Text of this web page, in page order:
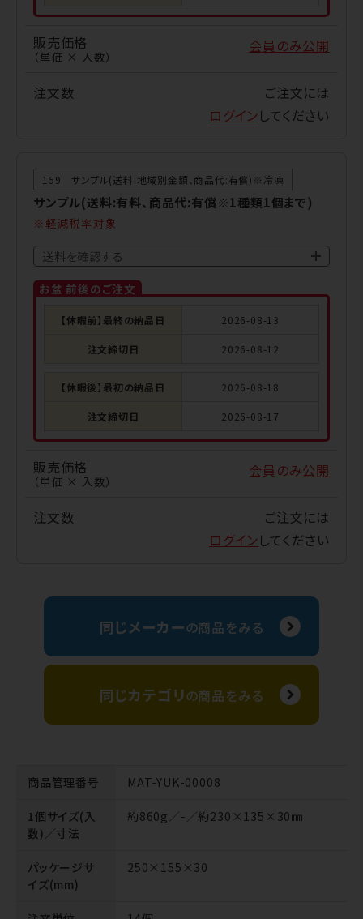
販売価格
（単価 × 入数）
会員のみ公開
注文数
ご注文には
ログイン してください
159 サンプル(送料:地域別金額、商品代:有償)※冷凍
サンプル(送料:有料、商品代:有償※1種類1個まで)
軽減税率対象
送料を確認する
お盆 前後のご注文
【休暇前】最終の納品日 2026-08-13
注文締切日 2026-08-12
【休暇後】最初の納品日 2026-08-18
注文締切日 2026-08-17
販売価格
（単価 × 入数）
会員のみ公開
注文数
ご注文には
ログイン してください
同じメーカーの商品をみる
同じカテゴリの商品をみる
商品管理番号 MAT-YUK-00008
1個サイズ(入
数)／寸法
約860g／-／約230×135×30㎜
パッケージサ
イズ(mm)
250×155×30